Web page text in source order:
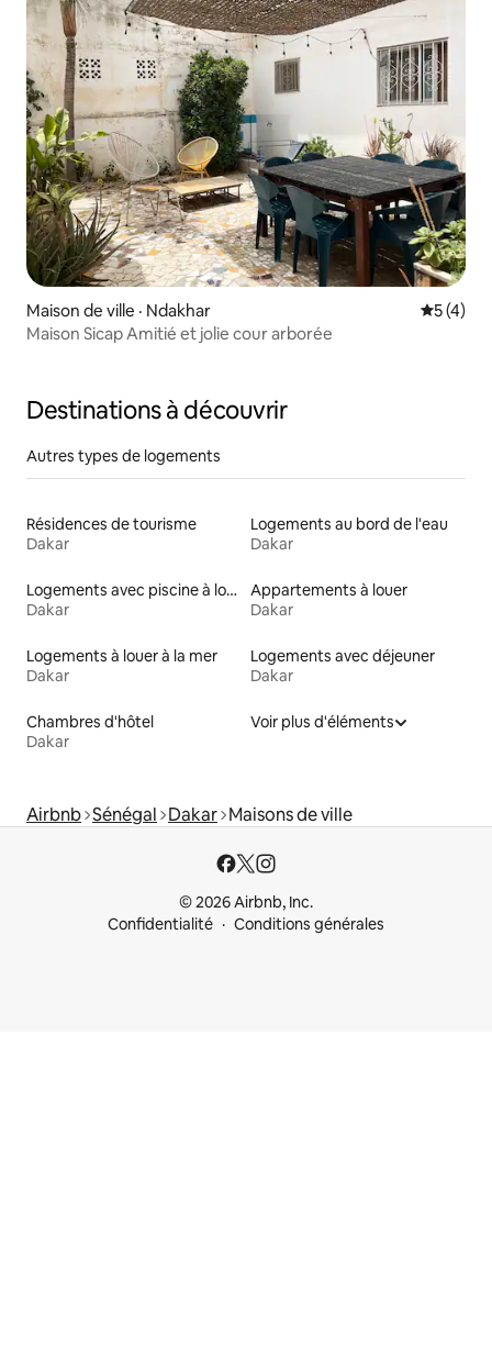
Maison de ville · Ndakhar Note
5 (4)
Maison Sicap Amitié et jolie cour arborée
Destinations à découvrir
Autres types de logements
Résidences de tourisme
Dakar
Logements au bord de l'eau
Dakar
Logements avec piscine à louer
Dakar
Appartements à louer
Dakar
Logements à louer à la mer
Dakar
Logements avec déjeuner
Dakar
Chambres d'hôtel
Dakar
Voir plus d'éléments
Airbnb Sénégal Dakar Maisons de ville
© 2026 Airbnb, Inc.
Confidentialité
Conditions générales